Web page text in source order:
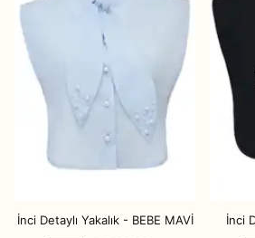
İnci Detaylı Yakalık - BEBE MAVİ İnci